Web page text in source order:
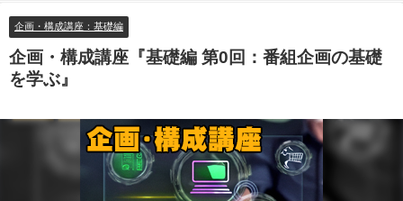
企画・構成講座：基礎編
企画・構成講座『基礎編 第0回：番組企画の基礎
を学ぶ』